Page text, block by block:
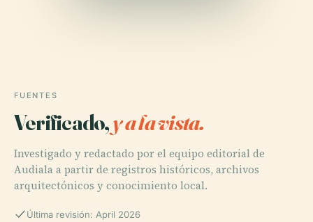
FUENTES
Verificado,y a la vista.
Investigado y redactado por el equipo editorial de
Audiala a partir de registros históricos, archivos
arquitectónicos y conocimiento local.
Última revisión: April 2026